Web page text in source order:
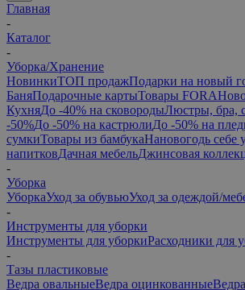
Главная
-
Каталог
-
Уборка/Хранение
НовинкиТОП продажПодарки на новый
БаняПодарочные картыТовары FORA
КухняДо -40% на сковородыЛюстры, бра,
-50%До -50% на кастрюлиДо -50% на
сумкиТовары из бамбукаНановогодь себе
напитковДачная мебельДжинсовая
-
Уборка
УборкаУход за обувьюУход за одеждой/
-
Инструменты для уборки
Инструменты для уборкиРасходники для
-
Тазы пластиковые
Ведра овальныеВедра оцинкованные